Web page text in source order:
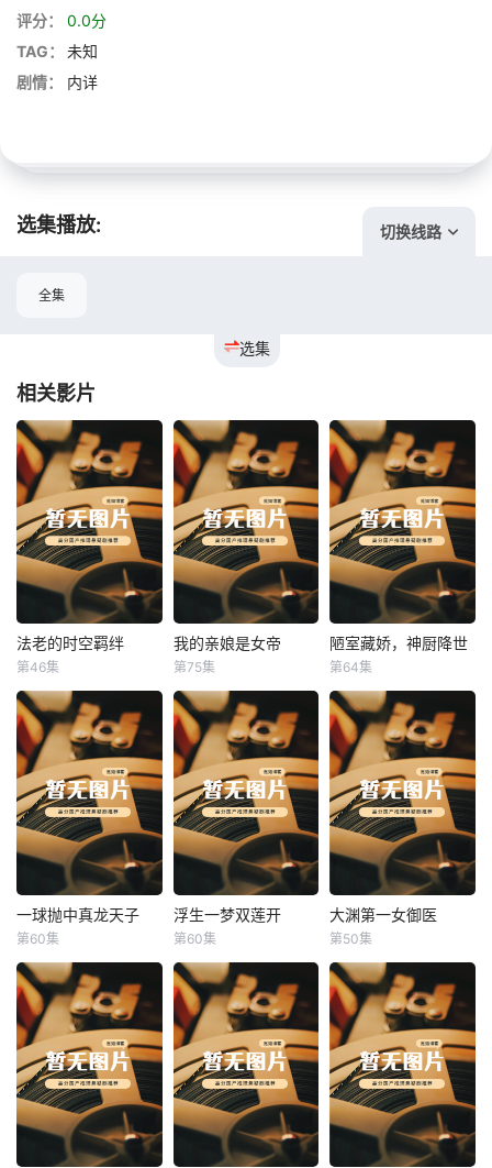
评分：
0.0分
TAG：
未知
剧情：
内详
选集播放: 切换线路
选集
全集
相关影片
法老的时空羁绊
法老的时空羁绊
第46集
我的亲娘是女帝
我的亲娘是女帝
第75集
陋室藏娇，神厨降世
陋室藏娇，神厨降世
第64集
一球抛中真龙天子
一球抛中真龙天子
第60集
浮生一梦双莲开
浮生一梦双莲开
第60集
大渊第一女御医
大渊第一女御医
第50集